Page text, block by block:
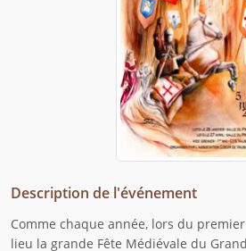
Description de l'événement
Comme chaque année, lors du
lieu la grande Fête Médiévale du